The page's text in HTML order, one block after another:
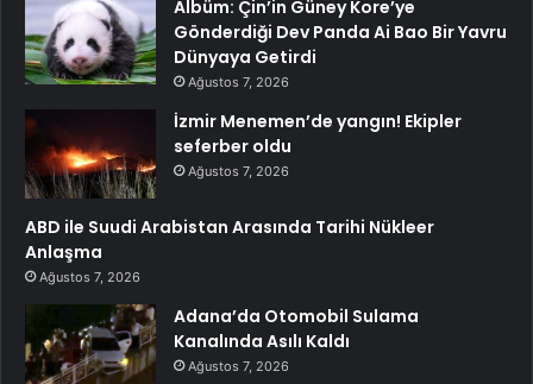
Albüm: Çin’in Güney Kore’ye
Gönderdiği Dev Panda Ai Bao Bir Yavru
Dünyaya Getirdi
Ağustos 7, 2026
İzmir Menemen’de yangın! Ekipler
seferber oldu
Ağustos 7, 2026
ABD ile Suudi Arabistan Arasında Tarihi Nükleer
Anlaşma
Ağustos 7, 2026
Adana’da Otomobil Sulama
Kanalında Asılı Kaldı
Ağustos 7, 2026